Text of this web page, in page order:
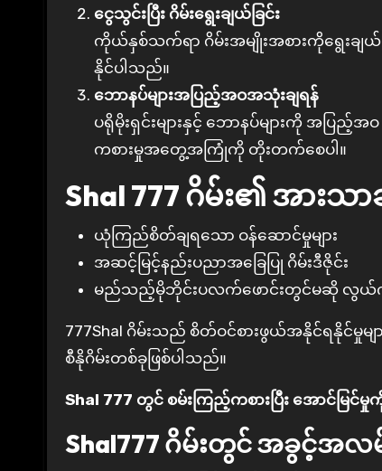
ငွေသွင်းပြီး ဂိမ်းရွေးချယ်ခြင်း
ကိုယ်နှစ်သက်ရာ ဂိမ်းအမျိုးအစားကိုရွေးချယ်
နိုင်ပါသည်။
ဘောနပ်များအပြည့်အဝအသုံးချရန်
ပရိုမိုးရှင်းများနှင့် ဘောနပ်များကို အပြည့်အဝ
ကစားမှုအတွေ့အကြုံကို တိုးတက်စေပါ။
Shal 777 ဂိမ်း၏ အားသာ
ယုံကြည်စိတ်ချရသော ဝန်ဆောင်မှုများ
အဆင့်မြင့်နည်းပညာအခြေပြု ဂိမ်းဒီဇိုင်း
မည်သည့်မိုဘိုင်းပလက်ဖောင်းတွင်မဆို လွယ်ကူ
777Shal ဂိမ်းသည် စိတ်ဝင်စားဖွယ်အနိုင်ရနိုင်မှု
စီနိုဂိမ်းတစ်ခုဖြစ်ပါသည်။
Shal 777 တွင် စမ်းကြည့်ကစားပြီး အောင်မြင်မှု
Shal777 ဂိမ်းတွင် အခွင့်အလမ်